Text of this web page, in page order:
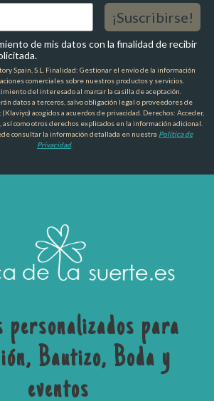
¡Suscribirse!
de mis datos con la finalidad de recibir
Spain, S.L. Finalidad: Gestionar el envío de la información
comerciales sobre nuestros productos y servicios.
del interesado al marcar la casilla de aceptación.
datos a terceros, salvo obligación legal o proveedores de
acogidos a acuerdos de privacidad. Derechos: Acceder,
como otros derechos explicados en la información adicional.
consultar la información detallada en nuestra Política de
Privacidad.
personalizados para
Bautizo, Boda y
eventos